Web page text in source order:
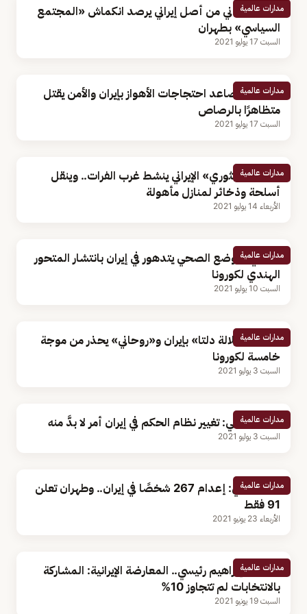
مدارات عالمية
باحث ألماني من أصل إيراني يرصد انكماش «المجتمع
السياسي» بطهران
السبت 17 يوليو 2021
مدارات عالمية
بالصور.. تصاعد احتجاجات الأهواز بإيران والأمن يقتل
متظاهرًا بالرصاص
السبت 17 يوليو 2021
مدارات عالمية
«الحرس الثوري» الإيراني ينشط غرب الفرات.. وينقل
أسلحة وذخائر لمنازل مأهولة
الأربعاء 14 يوليو 2021
مدارات عالمية
روحاني: الوضع الصحي يتدهور في إيران بانتشار المتحور
الهندي لكورونا
السبت 10 يوليو 2021
مدارات عالمية
انتشار «سلالة دلتا» بإيران و«روحاني» يحذر من موجة
خامسة لكورونا
السبت 3 يوليو 2021
مدارات عالمية
تقرير أمريكي: تغيير نظام الحكم في إيران أمر لا بدَّ منه
السبت 3 يوليو 2021
مدارات عالمية
تقرير أممي: إعدام 267 شخصًا في إيران.. وطهران تعلن
91 فقط
الأربعاء 23 يونيو 2021
مدارات عالمية
بعد فوز إبراهيم رئيسي.. المعارضة الإيرانية: المشاركة
بالانتخابات لم تتجاوز 10%
السبت 19 يونيو 2021